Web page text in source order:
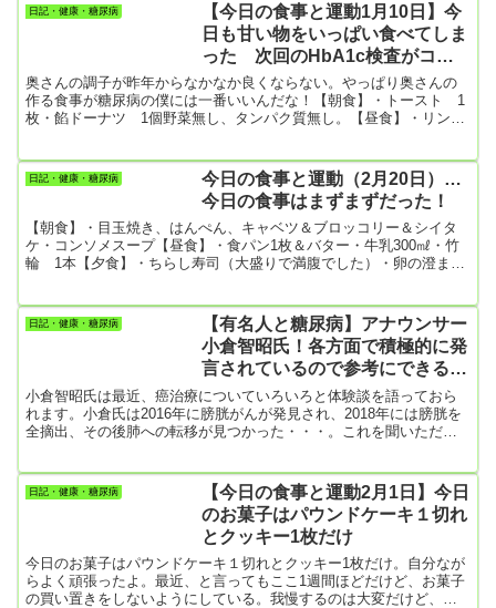
日記・健康・糖尿病
【今日の食事と運動1月10日】今
日も甘い物をいっぱい食べてしま
った 次回のHbA1c検査がコワ
い！
奥さんの調子が昨年からなかなか良くならない。やっぱり奥さんの
作る食事が糖尿病の僕には一番いいんだな！【朝食】・トースト 1
枚・餡ドーナツ 1個野菜無し、タンパク質無し。【昼食】・リンゴ
今日はずいぶん砂糖、果糖を食べたな。餡ドーナツはメチャ甘い。
【今日の運動】・散歩 9456歩・食後のかかとの上下動 8分ほど
日記・健康・糖尿病
今日の食事と運動（2月20日）…
今日の食事はまずまずだった！
【朝食】・目玉焼き、はんぺん、キャベツ＆ブロッコリー＆シイタ
ケ・コンソメスープ【昼食】・食パン1枚＆バター・牛乳300㎖・竹
輪 1本【夕食】・ちらし寿司（大盛りで満腹でした）・卵の澄まし
シな程度！右膝はホントにひどい。まあ半月板損傷で若い時に半月
板を摘出しているので仕様がないんだけど。明日は1カ月ぶりの整形
外科の診察日。どんな治療をしてもらえるのかな。
日記・健康・糖尿病
【有名人と糖尿病】アナウンサー
小倉智昭氏！各方面で積極的に発
言されているので参考にできるこ
とがあれば！
小倉智昭氏は最近、癌治療についていろいろと体験談を語っておら
れます。小倉氏は2016年に膀胱がんが発見され、2018年には膀胱を
全摘出、その後肺への転移が見つかった・・・。これを聞いただけ
の時に糖尿病を発症したという。その辺りのことをググってみる
と、NHKの記事がヒットしました。〈引用〉NHKの【あの人の健康
法】そんな小倉さんの一言は、“常に自分の体調を知る”です。小倉さ
日記・健康・糖尿病
【今日の食事と運動2月1日】今日
のお菓子はパウンドケーキ１切れ
とクッキー1枚だけ
今日のお菓子はパウンドケーキ１切れとクッキー1枚だけ。自分なが
らよく頑張ったよ。最近、と言ってもここ1週間ほどだけど、お菓子
の買い置きをしないようにしている。我慢するのは大変だけど、家